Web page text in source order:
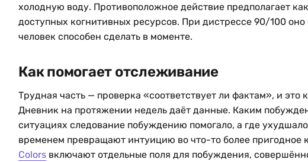
холодную воду. Противоположное действие предполагает
доступных когнитивных ресурсов. При дистрессе 90/100
человек способен сделать в моменте.
Как помогает отслеживание
Трудная часть — проверка «соответствует ли фактам», и это
Дневник на протяжении недель даёт данные. Каким
ситуациях следование побуждению помогало, а где
временем превращают интуицию во что-то более пригодное
Colors включают отдельные поля для побуждения,